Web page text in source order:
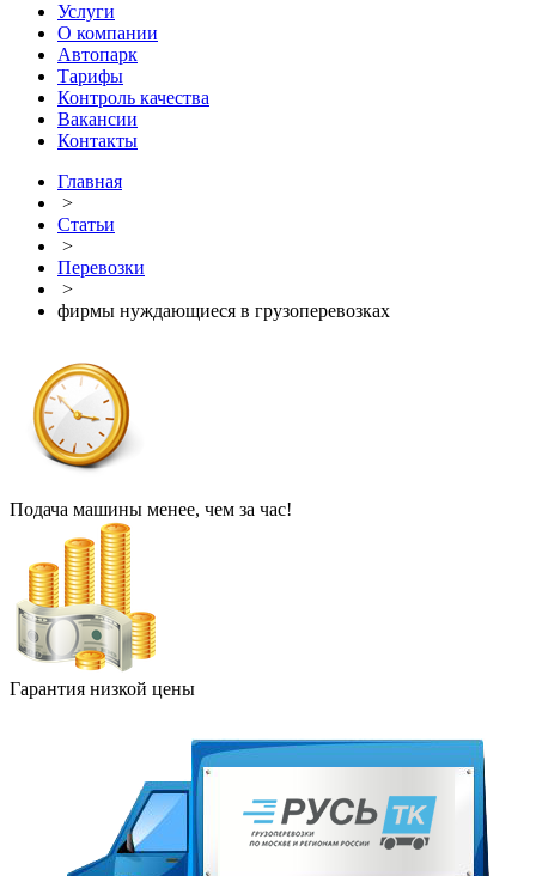
Услуги
О компании
Автопарк
Тарифы
Контроль качества
Вакансии
Контакты
Главная
>
Статьи
>
Перевозки
>
фирмы нуждающиеся в грузоперевозках
Подача машины менее, чем за час!
Гарантия низкой цены